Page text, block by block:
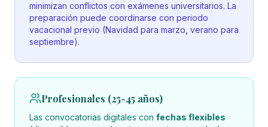
minimizan conflictos con exámenes universitarios. La
preparación puede coordinarse con periodo
vacacional previo (Navidad para marzo, verano para
septiembre).
Profesionales (25-45 años)
Las convocatorias digitales con fechas flexibles